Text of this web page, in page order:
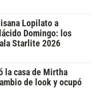
Lopilato a
Domingo: los
Starlite 2026
la casa de Mirtha
de look y ocupó